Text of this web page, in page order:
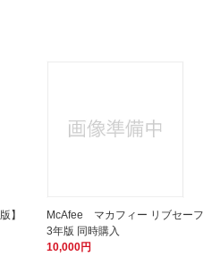
】
McAfee マカフィー リブセーフ
3年版 同時購入
10,000円